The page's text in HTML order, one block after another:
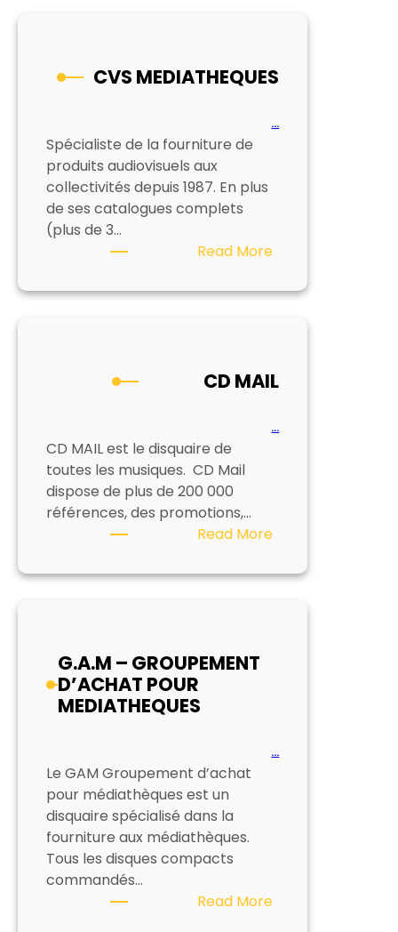
CVS MEDIATHEQUES
…
Spécialiste de la fourniture de
produits audiovisuels aux
collectivités depuis 1987. En plus
de ses catalogues complets
(plus de 3…
Read More:
MEDIATHEQUES
CD MAIL
…
CD MAIL est le disquaire de
toutes les musiques. CD Mail
dispose de plus de 200 000
références, des promotions,…
Read More:
MAIL
G.A.M – GROUPEMENT
D’ACHAT POUR
MEDIATHEQUES
…
Le GAM Groupement d’achat
pour médiathèques est un
disquaire spécialisé dans la
fourniture aux médiathèques.
Tous les disques compacts
commandés…
Read More: